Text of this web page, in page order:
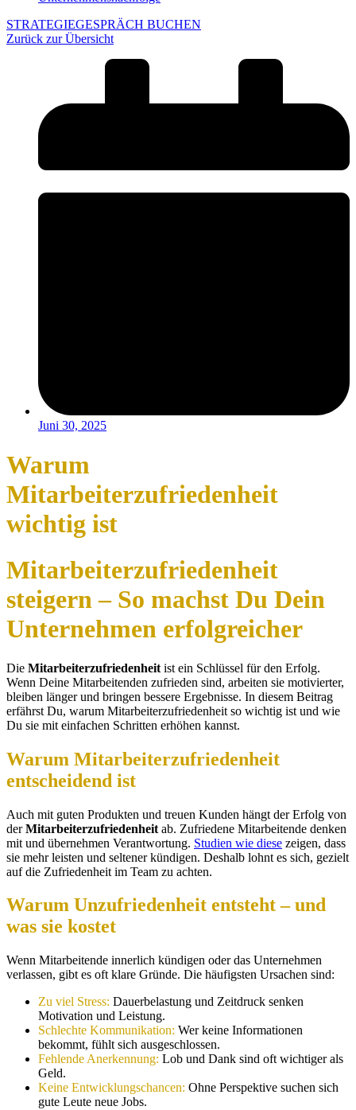
STRATEGIEGESPRÄCH BUCHEN
Zurück zur Übersicht
Juni 30, 2025
Warum
Mitarbeiterzufriedenheit
wichtig ist
Mitarbeiterzufriedenheit
steigern – So machst Du Dein
Unternehmen erfolgreicher
Die Mitarbeiterzufriedenheit ist ein Schlüssel für den Erfolg.
Wenn Deine Mitarbeitenden zufrieden sind, arbeiten sie motivierter,
bleiben länger und bringen bessere Ergebnisse. In diesem Beitrag
erfährst Du, warum Mitarbeiterzufriedenheit so wichtig ist und wie
Du sie mit einfachen Schritten erhöhen kannst.
Warum Mitarbeiterzufriedenheit
entscheidend ist
Auch mit guten Produkten und treuen Kunden hängt der Erfolg von
derMitarbeiterzufriedenheit ab. Zufriedene Mitarbeitende denken
mit und übernehmen Verantwortung. Studien wie diese zeigen, dass
sie mehr leisten und seltener kündigen. Deshalb lohnt es sich, gezielt
auf die Zufriedenheit im Team zu achten.
Warum Unzufriedenheit entsteht – und
was sie kostet
Wenn Mitarbeitende innerlich kündigen oder das Unternehmen
verlassen, gibt es oft klare Gründe. Die häufigsten Ursachen sind:
Zu viel Stress: Dauerbelastung und Zeitdruck senken
Motivation und Leistung.
Schlechte Kommunikation: Wer keine Informationen
bekommt, fühlt sich ausgeschlossen.
Fehlende Anerkennung: Lob und Dank sind oft wichtiger als
Geld.
Keine Entwicklungschancen: Ohne Perspektive suchen sich
gute Leute neue Jobs.